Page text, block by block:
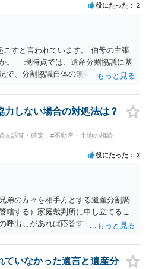
役にたった 2
すと言われています。 伯母の主張
。 現時点では、遺産分割協議に基
で、分割協議自体の無効を裁判所が
が、 ・御祖母様の認知能力に関する
れればその効力が否定される可能性
割協議に加わっていること ・御祖母
う実益が誰にあったかの立証が困難
産分割協議の効力が否定される可能
ードルは非常に高い）ということが
力しない場合の対処法は？
人調査・確定
#不動産・土地の相続
役にたった 2
弟の方々を相手方とする遺産分割調
轄する）家庭裁判所に申し立てるこ
呼出しがあれば応答する可能性がま
上にないので必要書類をてきぱきと
非御注意ください。
ていなかった遺言と遺産分